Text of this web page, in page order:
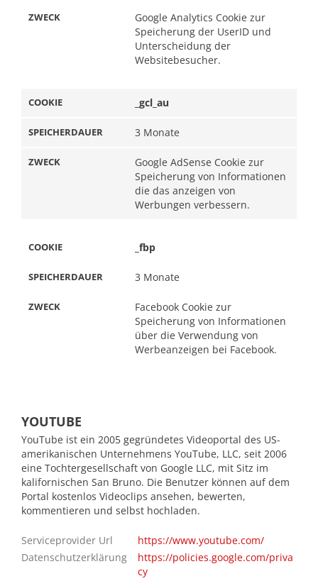
Google Analytics Cookie zur
Speicherung der UserID und
Unterscheidung der
Websitebesucher.
_gcl_au
3 Monate
Google AdSense Cookie zur
Speicherung von Informationen
die das anzeigen von
Werbungen verbessern.
_fbp
3 Monate
Facebook Cookie zur
Speicherung von Informationen
über die Verwendung von
Werbeanzeigen bei Facebook.
YOUTUBE
YouTube ist ein 2005 gegründetes Videoportal des US-
amerikanischen Unternehmens YouTube, LLC, seit 2006
eine Tochtergesellschaft von Google LLC, mit Sitz im
kalifornischen San Bruno. Die Benutzer können auf dem
Portal kostenlos Videoclips ansehen, bewerten,
kommentieren und selbst hochladen.
Serviceprovider Url
https://www.youtube.com/
Datenschutzerklärung
https://policies.google.com/priva
cy